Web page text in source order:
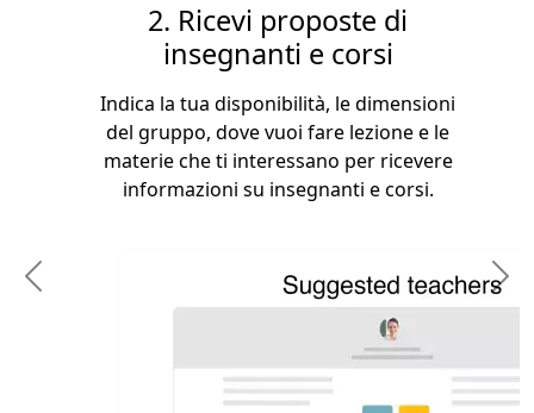
2. Ricevi proposte di
insegnanti e corsi
Indica la tua disponibilità, le dimensioni
del gruppo, dove vuoi fare lezione e le
materie che ti interessano per ricevere
informazioni su insegnanti e corsi.
Previous